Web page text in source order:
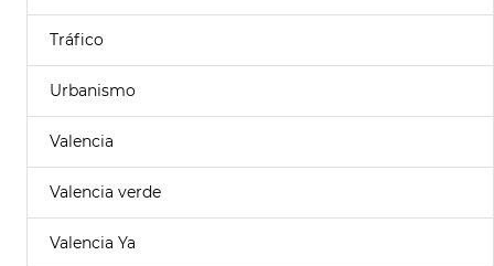
Tráfico
Urbanismo
Valencia
Valencia verde
Valencia Ya